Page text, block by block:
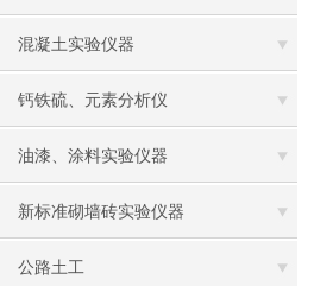
混凝土实验仪器
钙铁硫、元素分析仪
油漆、涂料实验仪器
新标准砌墙砖实验仪器
公路土工